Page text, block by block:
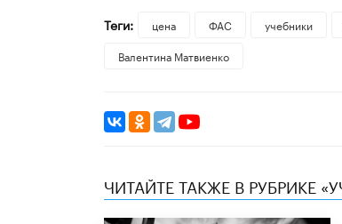
Теги:
цена ФАС учебники
Валентина Матвиенко
ЧИТАЙТЕ ТАКЖЕ В РУБРИКЕ